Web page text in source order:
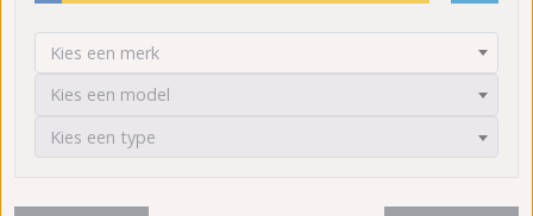
Kies een merk
Kies een model
Kies een type